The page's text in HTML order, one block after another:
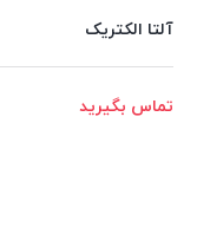
آلتا الکتریک
تماس بگیرید